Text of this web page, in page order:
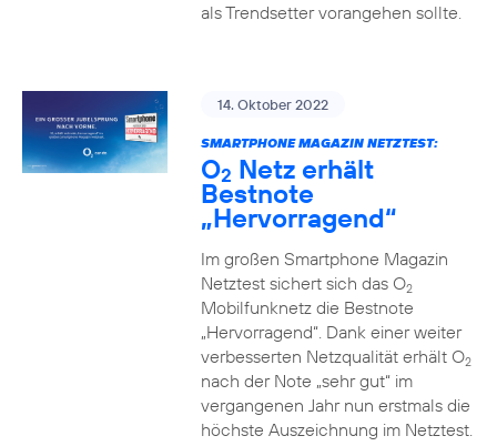
als Trendsetter vorangehen sollte.
14. Oktober 2022
SMARTPHONE MAGAZIN NETZTEST:
O2 Netz erhält
Bestnote
„Hervorragend“
Im großen Smartphone Magazin
Netztest sichert sich das O2
Mobilfunknetz die Bestnote
„Hervorragend“. Dank einer weiter
verbesserten Netzqualität erhält O2
nach der Note „sehr gut“ im
vergangenen Jahr nun erstmals die
höchste Auszeichnung im Netztest.